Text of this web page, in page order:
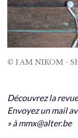
© I AM NIKOM -
Découvrez la
Envoyez un mail
» à mmx@alter.be